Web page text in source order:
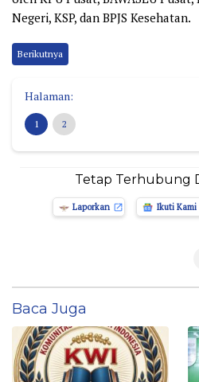
Negeri, KSP, dan BPJS Kesehatan.
Berikutnya
Halaman:
1 2
Tetap Terhubung
Laporkan Ikuti Kami
Baca Juga